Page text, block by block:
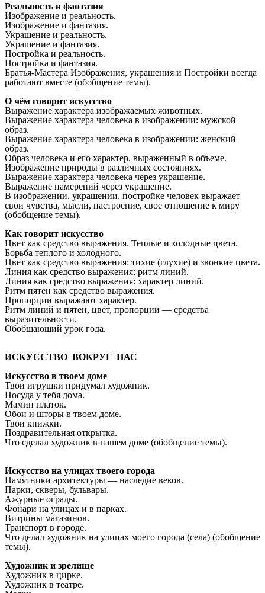
Реальность и фантазия
Изображение и реальность.
Изображение и фантазия.
Украшение и реальность.
Украшение и фантазия.
Постройка и реальность.
Постройка и фантазия.
Братья-Мастера Изображения, украшения и Постройки всегда
работают вместе (обобщение темы).
О чём говорит искусство
Выражение характера изображаемых животных.
Выражение характера человека в изображении: мужской
образ.
Выражение характера человека в изображении: женский
образ.
Образ человека и его характер, выраженный в объеме.
Изображение природы в различных состояниях.
Выражение характера человека через украшение.
Выражение намерений через украшение.
В изображении, украшении, постройке человек выражает
свои чувства, мысли, настроение, свое отношение к миру
(обобщение темы).
Как говорит искусство
Цвет как средство выражения. Теплые и холодные цвета.
Борьба теплого и холодного.
Цвет как средство выражения: тихие (глухие) и звонкие цвета.
Линия как средство выражения: ритм линий.
Линия как средство выражения: характер линий.
Ритм пятен как средство выражения.
Пропорции выражают характер.
Ритм линий и пятен, цвет, пропорции — средства
выразительности.
Обобщающий урок года.
ИСКУССТВО ВОКРУГ НАС
Искусство в твоем доме
Твои игрушки придумал художник.
Посуда у тебя дома.
Мамин платок.
Обои и шторы в твоем доме.
Твои книжки.
Поздравительная открытка.
Что сделал художник в нашем доме (обобщение темы).
Искусство на улицах твоего города
Памятники архитектуры — наследие веков.
Парки, скверы, бульвары.
Ажурные ограды.
Фонари на улицах и в парках.
Витрины магазинов.
Транспорт в городе.
Что делал художник на улицах моего города (села) (обобщение
темы).
Художник и зрелище
Художник в цирке.
Художник в театре.